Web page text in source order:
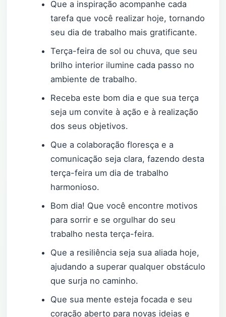
Que a inspiração acompanhe cada
tarefa que você realizar hoje, tornando
seu dia de trabalho mais gratificante.
Terça-feira de sol ou chuva, que seu
brilho interior ilumine cada passo no
ambiente de trabalho.
Receba este bom dia e que sua terça
seja um convite à ação e à realização
dos seus objetivos.
Que a colaboração floresça e a
comunicação seja clara, fazendo desta
terça-feira um dia de trabalho
harmonioso.
Bom dia! Que você encontre motivos
para sorrir e se orgulhar do seu
trabalho nesta terça-feira.
Que a resiliência seja sua aliada hoje,
ajudando a superar qualquer obstáculo
que surja no caminho.
Que sua mente esteja focada e seu
coração aberto para novas ideias e